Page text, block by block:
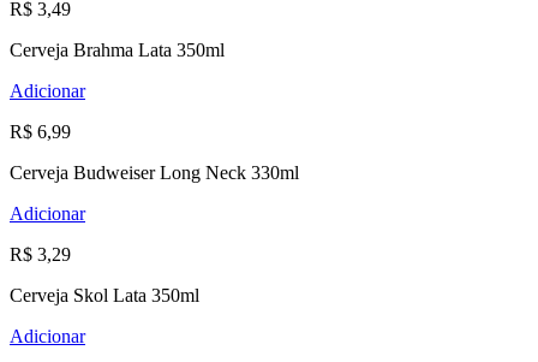
R$ 3,49
Cerveja Brahma Lata 350ml
Adicionar
R$ 6,99
Cerveja Budweiser Long Neck 330ml
Adicionar
R$ 3,29
Cerveja Skol Lata 350ml
Adicionar